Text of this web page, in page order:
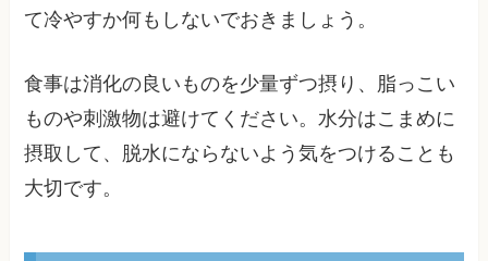
て冷やすか何もしないでおきましょう。
食事は消化の良いものを少量ずつ摂り、脂っこい
ものや刺激物は避けてください。水分はこまめに
摂取して、脱水にならないよう気をつけることも
大切です。